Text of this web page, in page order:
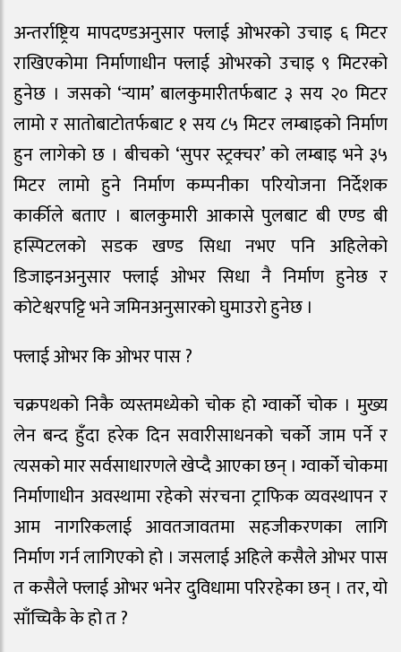
अन्तर्राष्ट्रिय मापदण्डअनुसार फ्लाई ओभरको उचाइ ६ मिटर
राखिएकोमा निर्माणाधीन फ्लाई ओभरको उचाइ ९ मिटरको
हुनेछ । जसको ‘र्‍याम’ बालकुमारीतर्फबाट ३ सय २० मिटर
लामो र सातोबाटोतर्फबाट १ सय ८५ मिटर लम्बाइको निर्माण
हुन लागेको छ । बीचको ‘सुपर स्ट्रक्चर’ को लम्बाइ भने ३५
मिटर लामो हुने निर्माण कम्पनीका परियोजना निर्देशक
कार्कीले बताए । बालकुमारी आकासे पुलबाट बी एण्ड बी
हस्पिटलको सडक खण्ड सिधा नभए पनि अहिलेको
डिजाइनअनुसार फ्लाई ओभर सिधा नै निर्माण हुनेछ र
काेटेश्वरपट्टि भने जमिनअनुसारकाे घुमाउराे हुनेछ ।
फ्लाई ओभर कि ओभर पास ?
चक्रपथको निकै व्यस्तमध्येको चोक हो ग्वार्को चोक । मुख्य
लेन बन्द हुँदा हरेक दिन सवारीसाधनको चर्को जाम पर्ने र
त्यसको मार सर्वसाधारणले खेप्दै आएका छन् । ग्वार्को चोकमा
निर्माणाधीन अवस्थामा रहेको संरचना ट्राफिक व्यवस्थापन र
आम नागरिकलाई आवतजावतमा सहजीकरणका लागि
निर्माण गर्न लागिएको हो । जसलाई अहिले कसैले ओभर पास
त कसैले फ्लाई ओभर भनेर दुविधामा परिरहेका छन् । तर, यो
साँच्चिकै के हो त ?